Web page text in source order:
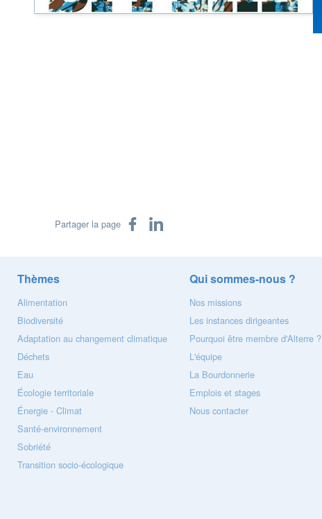
Partager la page Partager sur Facebook
Partager sur LinkedIn
Thèmes
Alimentation
Biodiversité
Adaptation au changement climatique
Déchets
Eau
Écologie territoriale
Énergie - Climat
Santé-environnement
Sobriété
Transition socio-écologique
Qui sommes-nous ?
Nos missions
Les instances dirigeantes
Pourquoi être membre d'Alterre ?
L'équipe
La Bourdonnerie
Emplois et stages
Nous contacter